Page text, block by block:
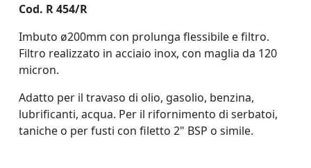
Cod. R 454/R
Imbuto ø200mm con prolunga flessibile e filtro.
Filtro realizzato in acciaio inox, con maglia da 120
micron.
Adatto per il travaso di olio, gasolio, benzina,
lubrificanti, acqua. Per il rifornimento di serbatoi,
taniche o per fusti con filetto 2" BSP o simile.